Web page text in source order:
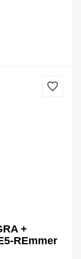
+
REmmer